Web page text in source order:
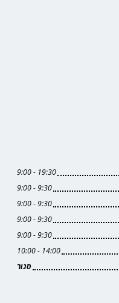
19:30 - 9:00
9:30 - 9:00
9:30 - 9:00
9:30 - 9:00
9:30 - 9:00
14:00 - 10:00
סגור